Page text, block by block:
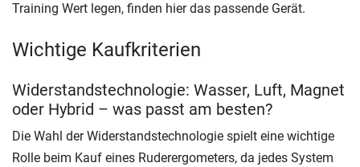
Training Wert legen, finden hier das passende Gerät.
Wichtige Kaufkriterien
Widerstandstechnologie: Wasser, Luft, Magnet
oder Hybrid – was passt am besten?
Die Wahl der Widerstandstechnologie spielt eine wichtige
Rolle beim Kauf eines Ruderergometers, da jedes System